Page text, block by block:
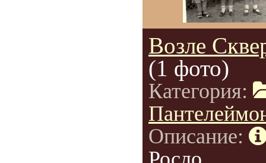
Возле
(1 фото)
Категория:
Описание: